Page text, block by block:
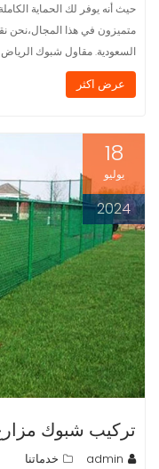
حيث أنه يوفر لك الحماية
متميزون في هذا المجال،نحن
السعودية. مقاول شبوك
عرض اكثر
18
يوليو
2024
تركيب شبوك
admin
خدماتنا